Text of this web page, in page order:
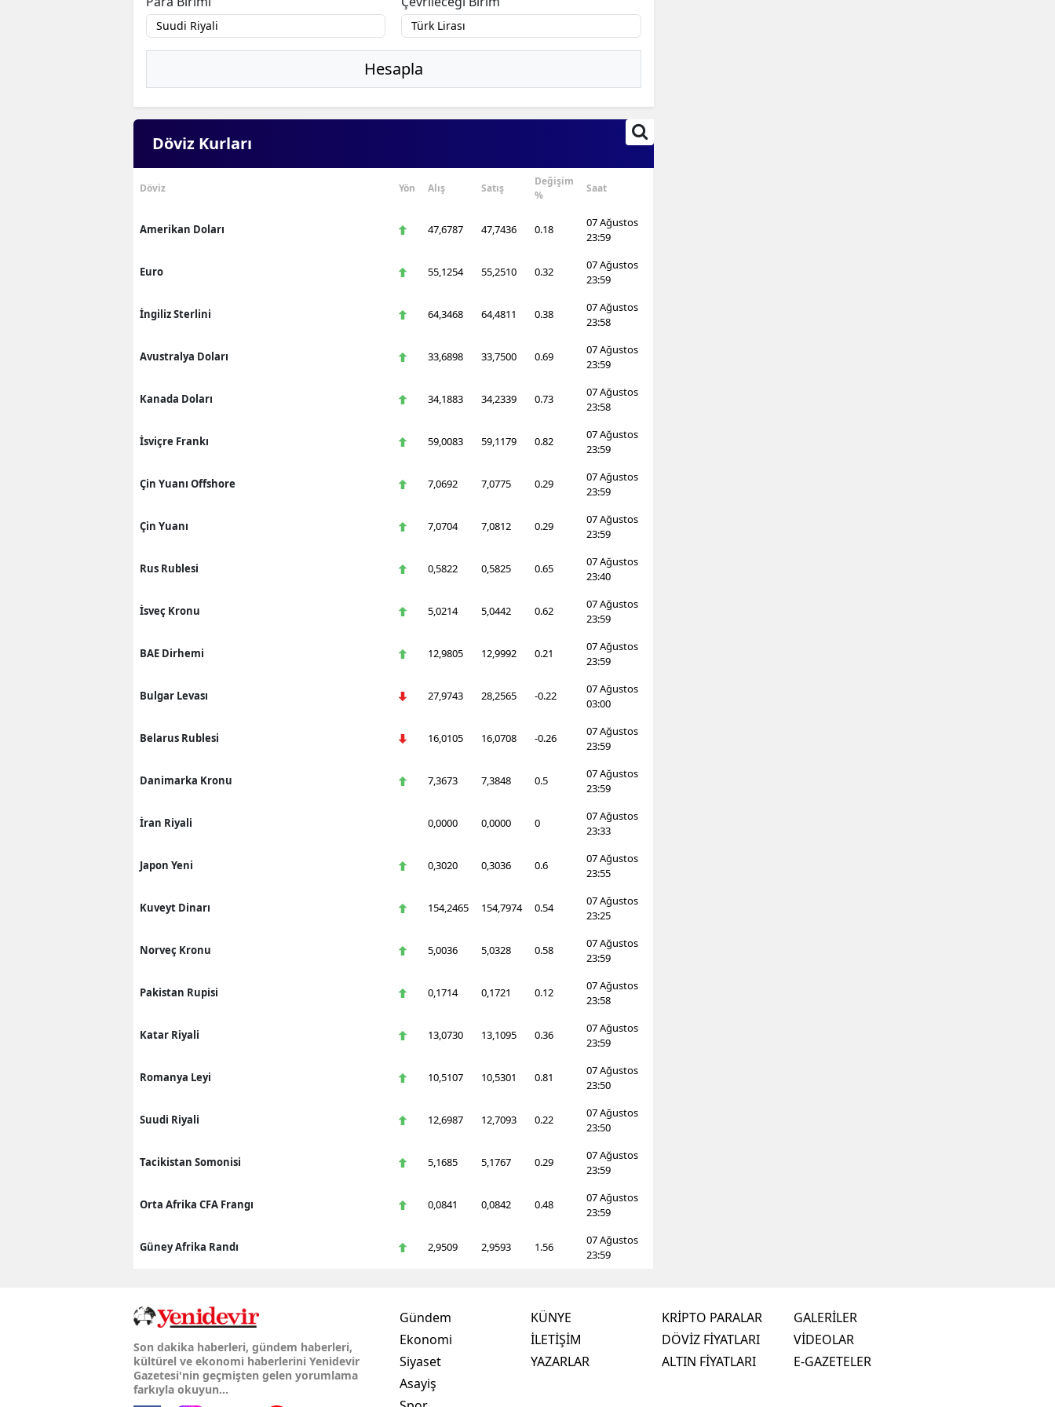
Hesapla
Döviz Kurları
Döviz Yön Alış Satış
Değişim
%
Saat
Amerikan Doları 47,6787 47,7436 0.18
07 Ağustos
23:59
Euro 55,1254 55,2510 0.32
07 Ağustos
23:59
İngiliz Sterlini 64,3468 64,4811 0.38
07 Ağustos
23:58
Avustralya Doları 33,6898 33,7500 0.69
07 Ağustos
23:59
Kanada Doları 34,1883 34,2339 0.73
07 Ağustos
23:58
İsviçre Frankı 59,0083 59,1179 0.82
07 Ağustos
23:59
Çin Yuanı Offshore 7,0692 7,0775 0.29
07 Ağustos
23:59
Çin Yuanı 7,0704 7,0812 0.29
07 Ağustos
23:59
Rus Rublesi 0,5822 0,5825 0.65
07 Ağustos
23:40
İsveç Kronu 5,0214 5,0442 0.62
07 Ağustos
23:59
BAE Dirhemi 12,9805 12,9992 0.21
07 Ağustos
23:59
Bulgar Levası 27,9743 28,2565 -0.22
07 Ağustos
03:00
Belarus Rublesi 16,0105 16,0708 -0.26
07 Ağustos
23:59
Danimarka Kronu 7,3673 7,3848 0.5
07 Ağustos
23:59
İran Riyali 0,0000 0,0000 0
07 Ağustos
23:33
Japon Yeni 0,3020 0,3036 0.6
07 Ağustos
23:55
Kuveyt Dinarı 154,2465 154,7974 0.54
07 Ağustos
23:25
Norveç Kronu 5,0036 5,0328 0.58
07 Ağustos
23:59
Pakistan Rupisi 0,1714 0,1721 0.12
07 Ağustos
23:58
Katar Riyali 13,0730 13,1095 0.36
07 Ağustos
23:59
Romanya Leyi 10,5107 10,5301 0.81
07 Ağustos
23:50
Suudi Riyali 12,6987 12,7093 0.22
07 Ağustos
23:50
Tacikistan Somonisi 5,1685 5,1767 0.29
07 Ağustos
23:59
Orta Afrika CFA Frangı 0,0841 0,0842 0.48
07 Ağustos
23:59
Güney Afrika Randı 2,9509 2,9593 1.56
07 Ağustos
23:59
Son dakika haberleri, gündem haberleri,
kültürel ve ekonomi haberlerini Yenidevir
Gazetesi'nin geçmişten gelen yorumlama
farkıyla okuyun...
Gündem
Ekonomi
Siyaset
Asayiş
KÜNYE
İLETİŞİM
YAZARLAR
KRİPTO PARALAR
DÖVİZ FİYATLARI
ALTIN FİYATLARI
GALERİLER
VİDEOLAR
E-GAZETELER